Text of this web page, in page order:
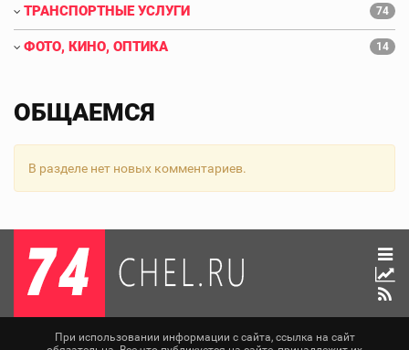
ТРАНСПОРТНЫЕ УСЛУГИ 74
ФОТО, КИНО, ОПТИКА 14
ОБЩАЕМСЯ
В разделе нет новых комментариев.
При использовании информации с сайта, ссылка на сайт